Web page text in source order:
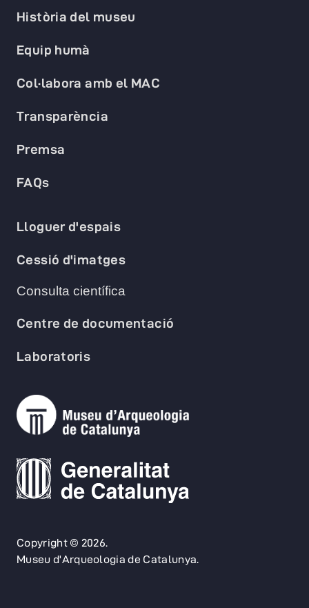
Copyright © 2026.
Museu d'Arqueologia de Catalunya.
Història del museu
Equip humà
Col·labora amb el MAC
Transparència
Premsa
FAQs
Lloguer d'espais
Cessió d'imatges
Consulta científica
Centre de documentació
Laboratoris